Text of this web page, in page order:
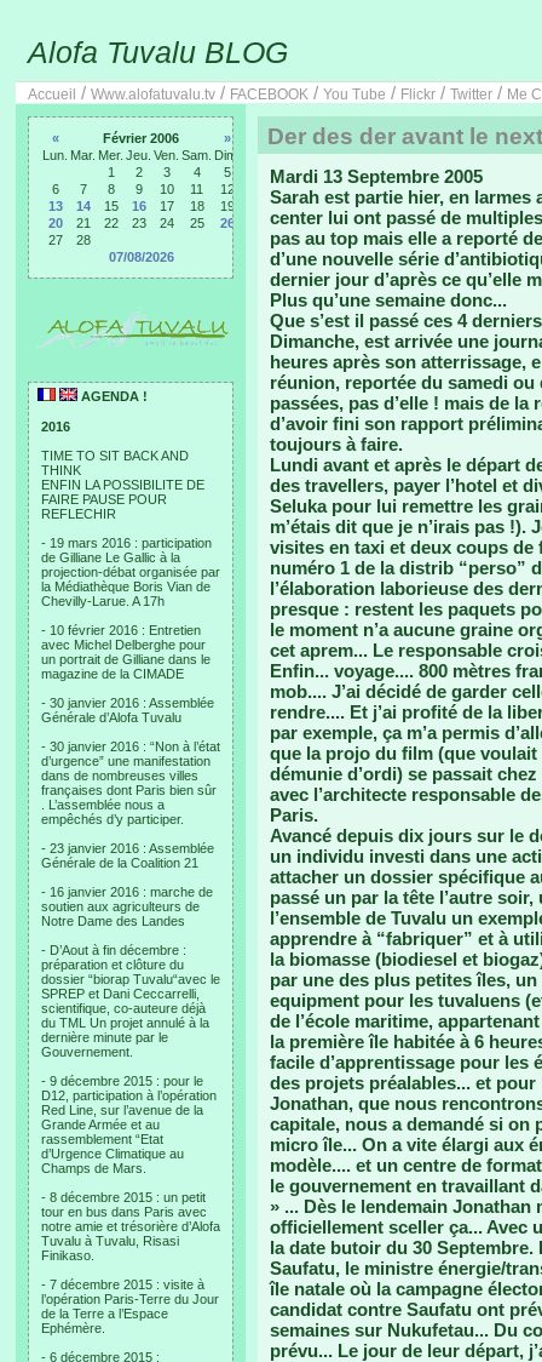
Alofa Tuvalu BLOG
Accueil / Www.alofatuvalu.tv / FACEBOOK / You Tube / Flickr / Twitter / Me
« Février 2006
»
Lun. Mar. Mer. Jeu. Ven. Sam. Dim.
1
2 3 4
5
6
7 8 9 10 11
12
13
14 15 16 17 18
19
20
21 22 23 24 25
26
27
28
07/08/2026
AGENDA !
2016
TIME TO SIT BACK AND
THINK
ENFIN LA POSSIBILITE DE
FAIRE PAUSE POUR
REFLECHIR
- 19 mars 2016 : participation
de Gilliane Le Gallic à la
projection-débat organisée par
la Médiathèque Boris Vian de
Chevilly-Larue. A 17h
- 10 février 2016 : Entretien
avec Michel Delberghe pour
un portrait de Gilliane dans le
magazine de la CIMADE
- 30 janvier 2016 : Assemblée
Générale d’Alofa Tuvalu
- 30 janvier 2016 : “Non à l’état
d’urgence” une manifestation
dans de nombreuses villes
françaises dont Paris bien sûr
. L’assemblée nous a
empêchés d’y participer.
- 23 janvier 2016 : Assemblée
Générale de la Coalition 21
- 16 janvier 2016 : marche de
soutien aux agriculteurs de
Notre Dame des Landes
- D’Aout à fin décembre :
préparation et clôture du
dossier “biorap Tuvalu“avec le
SPREP et Dani Ceccarrelli,
scientifique, co-auteure déjà
du TML Un projet annulé à la
dernière minute par le
Gouvernement.
- 9 décembre 2015 : pour le
D12, participation à l’opération
Red Line, sur l’avenue de la
Grande Armée et au
rassemblement “Etat
d’Urgence Climatique au
Champs de Mars.
- 8 décembre 2015 : un petit
tour en bus dans Paris avec
notre amie et trésorière d’Alofa
Tuvalu à Tuvalu, Risasi
Finikaso.
- 7 décembre 2015 : visite à
l’opération Paris-Terre du Jour
de la Terre a l’Espace
Ephémère.
- 6 décembre 2015 :
Der des der avant le
Mardi 13 Septembre 2005
Sarah est partie hier, en
center lui ont passé de
pas au top mais elle a reporté
d’une nouvelle série
dernier jour d’après ce qu’elle
Plus qu’une semaine donc...
Que s’est il passé ces 4
Dimanche, est arrivée une
heures après son atterrissage,
réunion, reportée du samedi
passées, pas d’elle ! mais de
d’avoir fini son rapport
toujours à faire.
Lundi avant et après le départ
des travellers, payer l’hotel et
Seluka pour lui remettre les
m’étais dit que je n’irais pas !).
visites en taxi et deux coups de
numéro 1 de la distrib “perso”
l’élaboration laborieuse des
presque : restent les paquets
le moment n’a aucune graine
cet aprem... Le responsable
Enfin... voyage.... 800 mètres
mob.... J’ai décidé de garder
rendre.... Et j’ai profité de la
par exemple, ça m’a permis
que la projo du film (que
démunie d’ordi) se passait
avec l’architecte responsable
Paris.
Avancé depuis dix jours sur le
un individu investi dans une
attacher un dossier spécifique
passé un par la tête l’autre
l’ensemble de Tuvalu un
apprendre à “fabriquer” et à
la biomasse (biodiesel et
par une des plus petites îles,
equipment pour les tuvaluens
de l’école maritime,
la première île habitée à 6
facile d’apprentissage pour les
des projets préalables... et
Jonathan, que nous
capitale, nous a demandé si on
micro île... On a vite élargi aux
modèle.... et un centre de
le gouvernement en travaillant
» ... Dès le lendemain
officiellement sceller ça... Avec
la date butoir du 30 Septembre.
Saufatu, le ministre énergie/
île natale où la campagne
candidat contre Saufatu ont
semaines sur Nukufetau... Du
prévu... Le jour de leur départ,